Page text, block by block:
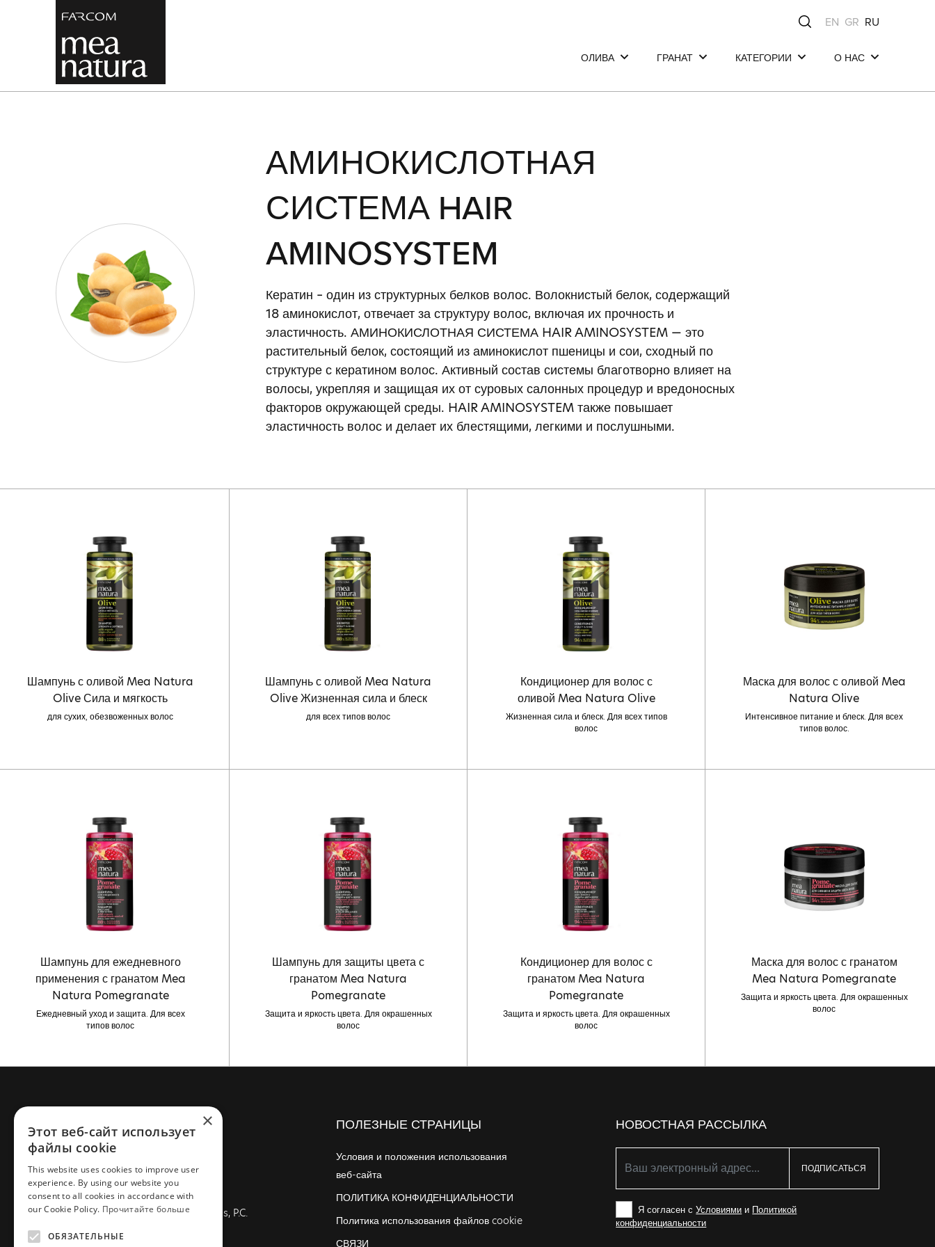
EN GR RU
ОЛИВА ГРАНАТ КАТЕГОРИИ О НАС
АМИНОКИСЛОТНАЯ
СИСТЕМА HAIR
AMINOSYSTEM
Кератин – один из структурных белков волос. Волокнистый белок, содержащий
18 аминокислот, отвечает за структуру волос, включая их прочность и
эластичность. АМИНОКИСЛОТНАЯ СИСТЕМА HAIR AMINOSYSTEM — это
растительный белок, состоящий из аминокислот пшеницы и сои, сходный по
структуре с кератином волос. Активный состав системы благотворно влияет на
волосы, укрепляя и защищая их от суровых салонных процедур и вредоносных
факторов окружающей среды. HAIR AMINOSYSTEM также повышает
эластичность волос и делает их блестящими, легкими и послушными.
Шампунь с оливой Mea Natura
Olive Сила и мягкость
для сухих, обезвоженных волос
Шампунь с оливой Mea Natura
Olive Жизненная сила и блеск
для всех типов волос
Кондиционер для волос с
оливой Mea Natura Olive
Жизненная сила и блеск. Для всех типов
волос
Маска для волос с оливой Mea
Natura Olive
Интенсивное питание и блеск. Для всех
типов волос.
Шампунь для ежедневного
применения с гранатом Mea
Natura Pomegranate
Ежедневный уход и защита. Для всех
типов волос
Шампунь для защиты цвета с
гранатом Mea Natura
Pomegranate
Защита и яркость цвета. Для окрашенных
волос
Кондиционер для волос с
гранатом Mea Natura
Pomegranate
Защита и яркость цвета. Для окрашенных
волос
Маска для волос с гранатом
Mea Natura Pomegranate
Защита и яркость цвета. Для окрашенных
волос
СВЯЖИТЕСЬ FARCOM
Телефон: +30 2310 837 077
Электронная почта:
info@farcommeanatura.gr
Адрес: Industrial Area New Redestos, P.C.
57001, Thessaloniki, Greece
ПОЛЕЗНЫЕ СТРАНИЦЫ
Условия и положения использования
веб-сайта
ПОЛИТИКА КОНФИДЕНЦИАЛЬНОСТИ
Политика использования файлов cookie
СВЯЗИ
НОВОСТНАЯ РАССЫЛКА
ПОДПИСАТЬСЯ
Я согласен сУсловиями и Политикой
конфиденциальности
×
Этот веб-сайт использует
файлы cookie
This website uses cookies to improve user
experience. By using our website you
consent to all cookies in accordance with
our Cookie Policy. Прочитайте больше
ОБЯЗАТЕЛЬНЫЕ